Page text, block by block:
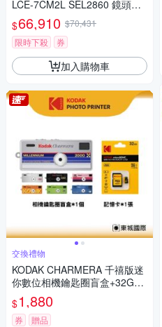
LCE-7CM2L SEL2860 鏡頭組
(公司貨 保固18+6個月)
$66,910 $70,431
限時下殺
券
加入購物車
交換禮物
KODAK CHARMERA 千禧版迷
你數位相機鑰匙圈盲盒+32G記
憶卡組
$1,880
券 贈品